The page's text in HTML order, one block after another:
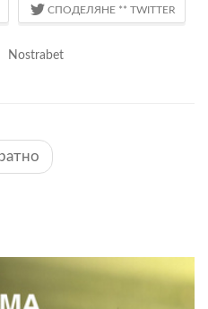
Nostrabet